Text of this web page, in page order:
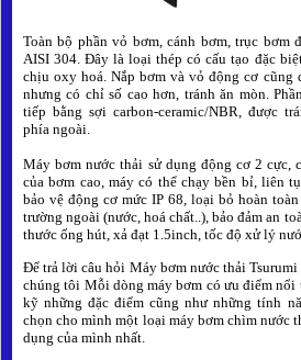
Toàn bộ phần vỏ bơm, cánh bơm, trục bơm
AISI 304. Đây là loại thép có cấu tạo đặc
chịu oxy hoá.Nắp bơm và vỏ động cơ
nhưng có chỉ số cao hơn, tránh ăn mòn.
tiếp bằng sợi carbon-ceramic/NBR, được
phía ngoài.
Máy bơm nước thải sử dụng động cơ 2 cực,
của bơm cao, máy có thể chạy bền bỉ, liên
bảo vệ động cơ mức IP 68, loại bỏ hoàn
trường ngoài (nước, hoá chất..), bảo đảm an
thước ống hút, xả đạt 1.5inch, tốc độ xử lý
Để trả lời câu hỏi Máy bơm nước thải
chúng tôi Mỗi dòng máy bơm có ưu điểm nổi
kỹ những đặc điểm cũng như những tính
chọn cho mình một loại máy bơm chìm nước
dụng của mình nhất.